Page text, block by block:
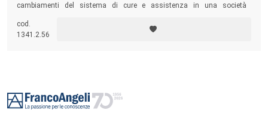
cambiamenti del sistema di cure e assistenza in una società
nel nostro Paese riguardanti il nursing transculturale.
cod.
1341.2.56